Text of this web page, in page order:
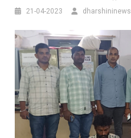
21-04-2023 dharshininews